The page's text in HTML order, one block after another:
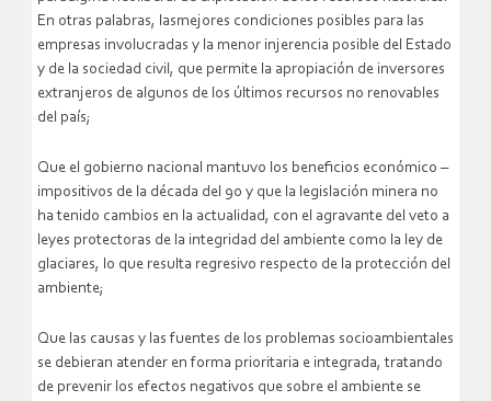
En otras palabras, lasmejores condiciones posibles para las
empresas involucradas y la menor injerencia posible del Estado
y de la sociedad civil, que permite la apropiación de inversores
extranjeros de algunos de los últimos recursos no renovables
del país;
Que el gobierno nacional mantuvo los beneficios económico –
impositivos de la década del 90 y que la legislación minera no
ha tenido cambios en la actualidad, con el agravante del veto a
leyes protectoras de la integridad del ambiente como la ley de
glaciares, lo que resulta regresivo respecto de la protección del
ambiente;
Que las causas y las fuentes de los problemas socioambientales
se debieran atender en forma prioritaria e integrada, tratando
de prevenir los efectos negativos que sobre el ambiente se